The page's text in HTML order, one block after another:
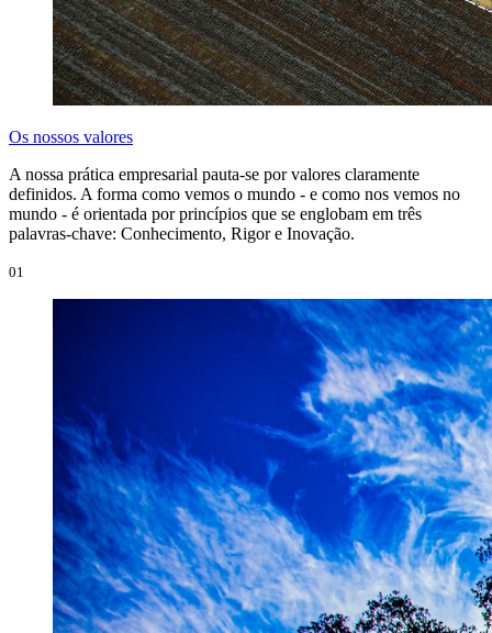
Os nossos valores
A nossa prática empresarial pauta-se por valores claramente
definidos. A forma como vemos o mundo - e como nos vemos no
mundo - é orientada por princípios que se englobam em três
palavras-chave: Conhecimento, Rigor e Inovação.
01